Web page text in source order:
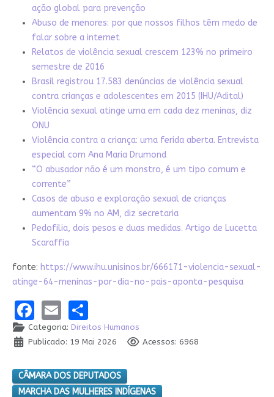
ação global para prevenção
Abuso de menores: por que nossos filhos têm medo de
falar sobre a internet
Relatos de violência sexual crescem 123% no primeiro
semestre de 2016
Brasil registrou 17.583 denúncias de violência sexual
contra crianças e adolescentes em 2015 (IHU/Adital)
Violência sexual atinge uma em cada dez meninas, diz
ONU
Violência contra a criança: uma ferida aberta. Entrevista
especial com Ana Maria Drumond
“O abusador não é um monstro, é um tipo comum e
corrente”
Casos de abuso e exploração sexual de crianças
aumentam 9% no AM, diz secretaria
Pedofilia, dois pesos e duas medidas. Artigo de Lucetta
Scaraffia
fonte: https://www.ihu.unisinos.br/666171-violencia-sexual-
atinge-64-meninas-por-dia-no-pais-aponta-pesquisa
Facebook
EmailShare
Categoria: Direitos Humanos
Publicado: 19 Mai 2026
Acessos: 6968
CÂMARA DOS DEPUTADOS
MARCHA DAS MULHERES INDÍGENAS